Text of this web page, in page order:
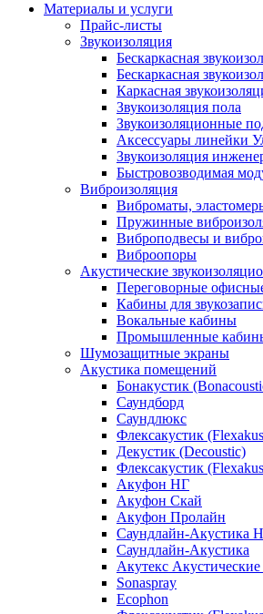
Материалы и услуги
Прайс-листы
Звукоизоляция
Бескаркасная
Бескаркасная
Каркасная
Звукоизоляция пола
Звукоизоляционные
Аксессуары линейки
Звукоизоляция
Быстровозводимая
Виброизоляция
Виброматы,
Пружинные
Виброподвесы и
Виброопоры
Акустические
Переговорные
Кабины для
Вокальные кабины
Промышленные
Шумозащитные экраны
Акустика помещений
Бонакустик
Саундборд
Саундлюкс
Флексакустик
Декустик (Decoustic)
Флексакустик
Акуфон НГ
Акуфон Скай
Акуфон Пролайн
Саундлайн-Акустика
Саундлайн-Акустика
Акутекс Акустические
Sonaspray
Ecophon